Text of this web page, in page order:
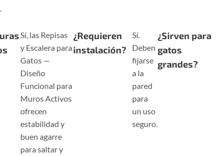
Sí, las Repisas
y Escalera para
Gatos —
Diseño
Funcional para
Muros Activos
ofrecen
estabilidad y
buen agarre
para saltar y
¿Requieren
instalación?
Sí.
Deben
fijarse
a la
pared
para
un uso
seguro.
¿Sirven para
gatos
grandes?